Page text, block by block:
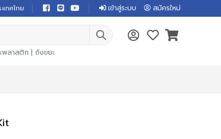
ทศไทย เข้าสู่ระบบ สมัครใหม่
พลาสติก | ถังขยะ